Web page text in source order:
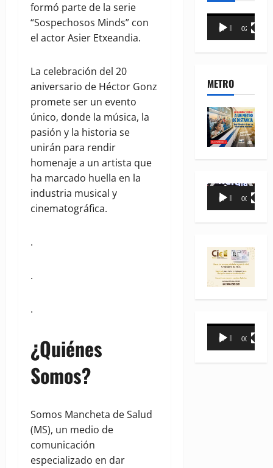
formó parte de la serie
“Sospechosos Minds” con
el actor Asier Etxeandia.
La celebración del 20
aniversario de Héctor Gonz
promete ser un evento
único, donde la música, la
pasión y la historia se
unirán para rendir
homenaje a un artista que
ha marcado huella en la
industria musical y
cinematográfica.
.
.
.
¿Quiénes
Somos?
Somos Mancheta de Salud
(MS), un medio de
comunicación
especializado en dar
Reproductor
00:00 02:18
METRO
Reproductor
00:00 00:35
Reproductor
00:00 00:31